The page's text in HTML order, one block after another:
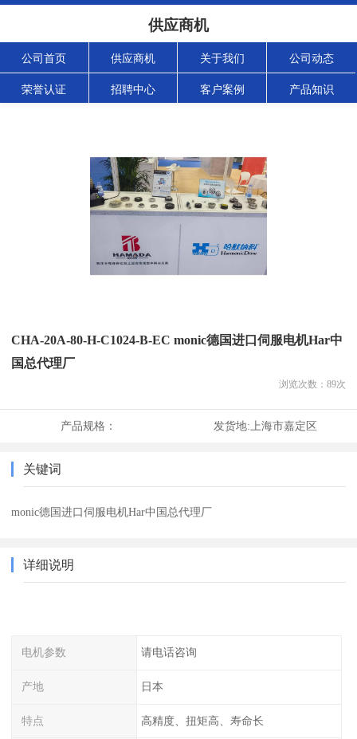
供应商机
公司首页 供应商机 关于我们 公司动态
荣誉认证 招聘中心 客户案例 产品知识
CHA-20A-80-H-C1024-B-EC monic德国进口伺服电机Har中
国总代理厂
浏览次数： 89次
产品规格： 发货地: 上海市嘉定区
关键词
monic德国进口伺服电机Har中国总代理厂
详细说明
电机参数 请电话咨询
产地 日本
特点 高精度、扭矩高、寿命长